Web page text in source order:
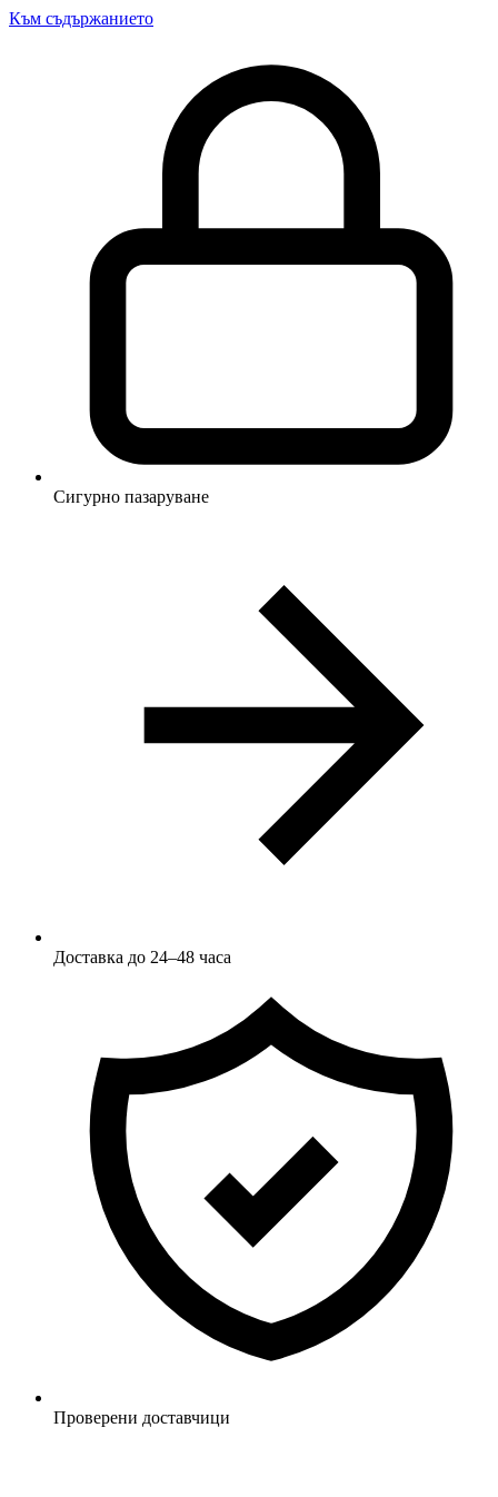
Към съдържанието
Сигурно пазаруване
Доставка до 24–48 часа
Проверени доставчици